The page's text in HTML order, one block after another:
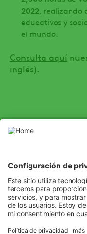
2022, realizando
educativos y
el mundo.
Consulta aquí
inglés).
Escuchamos